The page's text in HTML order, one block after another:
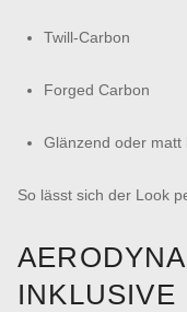
Twill-Carbon
Forged Carbon
Glänzend oder matt
So lässt sich der Look
INKLUSIVE